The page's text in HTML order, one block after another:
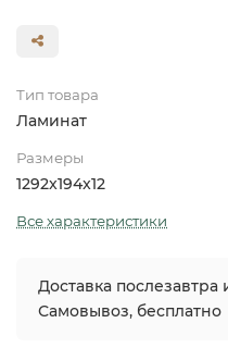
Тип товара
Ламинат
Размеры
1292x194x12
Все характеристики
Доставка послезавтра
Самовывоз, бесплатно